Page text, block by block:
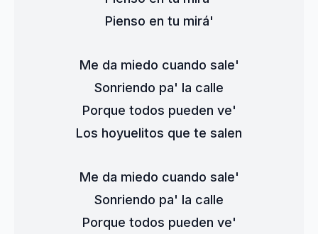
Pienso en tu mirá'
Me da miedo cuando sale'
Sonriendo pa' la calle
Porque todos pueden ve'
Los hoyuelitos que te salen
Me da miedo cuando sale'
Sonriendo pa' la calle
Porque todos pueden ve'